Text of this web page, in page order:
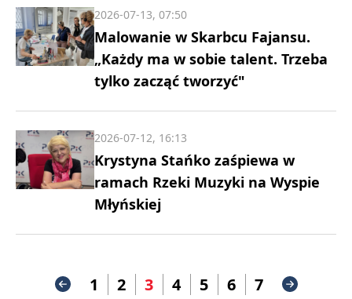
Malowanie w Skarbcu Fajansu.
„Każdy ma w sobie talent. Trzeba
tylko zacząć tworzyć"
2026-07-13, 07:50
Krystyna Stańko zaśpiewa w
ramach Rzeki Muzyki na Wyspie
Młyńskiej
2026-07-12, 16:13
1 2 3 4 5 6 7